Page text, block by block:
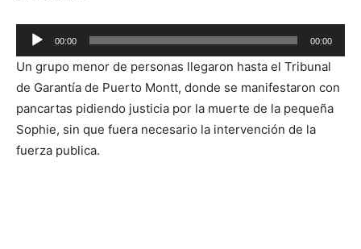
Reproductor
de
audio
00:00 00:00
Un grupo menor de personas llegaron hasta el Tribunal
de Garantía de Puerto Montt, donde se manifestaron con
pancartas pidiendo justicia por la muerte de la pequeña
Sophie, sin que fuera necesario la intervención de la
fuerza publica.